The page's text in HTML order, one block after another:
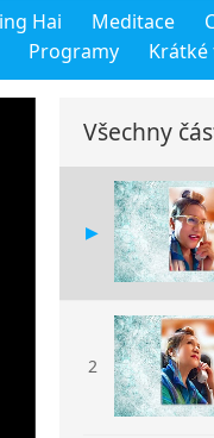
Hai Meditace
Programy
Všechny
2